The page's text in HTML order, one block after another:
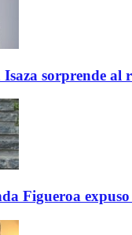
sorprende al
Figueroa